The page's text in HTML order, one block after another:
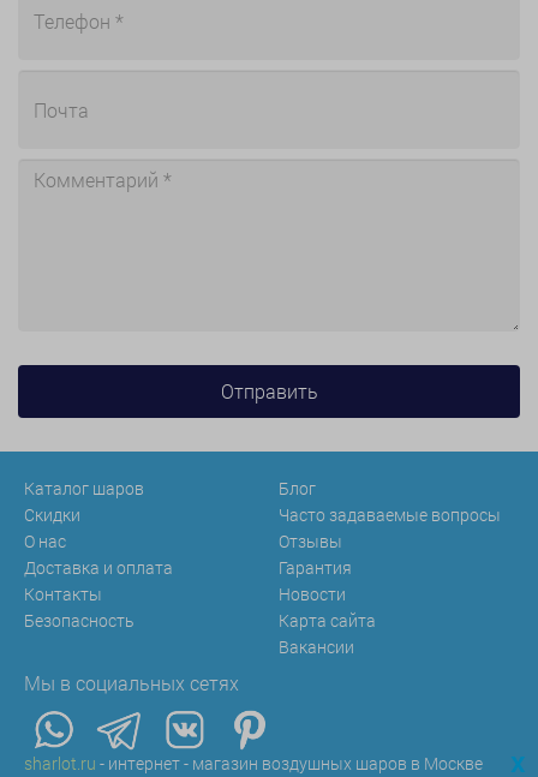
Каталог шаров
Скидки
О нас
Доставка и оплата
Контакты
Безопасность
Блог
Часто задаваемые вопросы
Отзывы
Гарантия
Новости
Карта сайта
Вакансии
Мы в социальных сетях
sharlot.ru - интернет - магазин воздушных шаров в Москве x